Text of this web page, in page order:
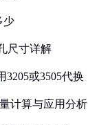
少
尺寸详解
3205或3505代换
计算与应用分析